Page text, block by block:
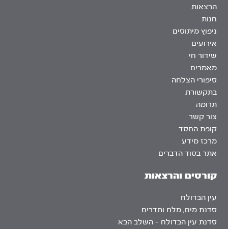
הרצאות
חנות
ניפוץ מיתוסים
אירועים
שידור חי
מאמרים
סיפורי הצלחה
בתקשורת
תרומה
צור קשר
קופת החסד
מרכז מידע
אתר בסוד הדברים
קורסים והרצאות
עין הבדולח
סדנת מים, מלח ותדרים
סדנת עין הבדולח – השלב הבא